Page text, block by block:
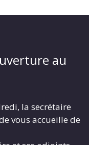
au
la secrétaire
vous accueille de